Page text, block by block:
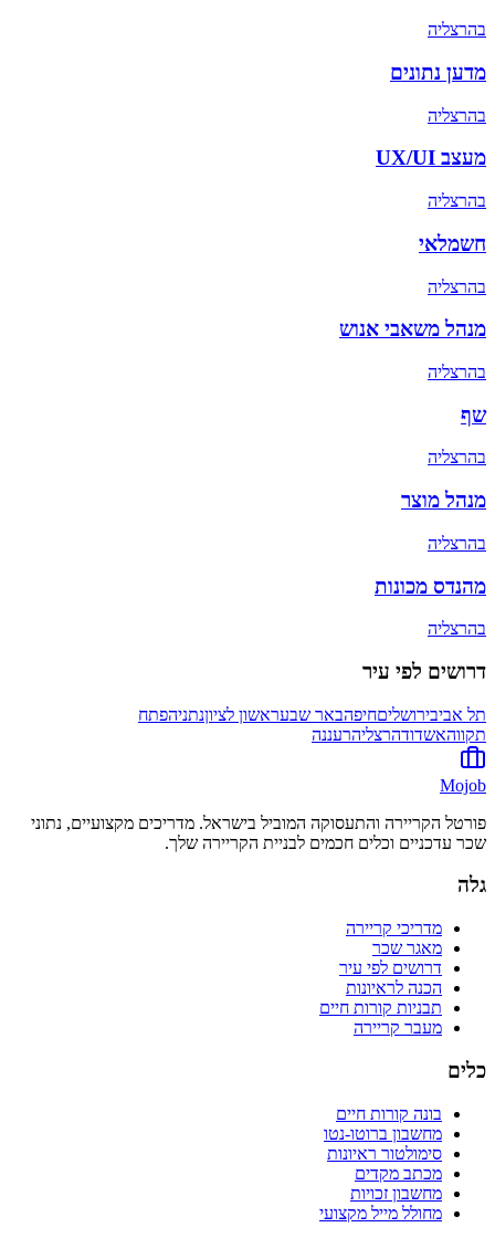
בהרצליה
מדען נתונים
בהרצליה
מעצב UX/UI
בהרצליה
חשמלאי
בהרצליה
מנהל משאבי אנוש
בהרצליה
שף
בהרצליה
מנהל מוצר
בהרצליה
מהנדס מכונות
בהרצליה
דרושים לפי עיר
תל אביבירושליםחיפהבאר שבעראשון לציוןנתניהפתח
תקווהאשדודהרצליהרעננה
Mojob
פורטל הקריירה והתעסוקה המוביל בישראל. מדריכים מקצועיים, נתוני
שכר עדכניים וכלים חכמים לבניית הקריירה שלך.
גלה
מדריכי קריירה
מאגר שכר
דרושים לפי עיר
הכנה לראיונות
תבניות קורות חיים
מעבר קריירה
כלים
בונה קורות חיים
מחשבון ברוטו-נטו
סימולטור ראיונות
מכתב מקדים
מחשבון זכויות
מחולל מייל מקצועי